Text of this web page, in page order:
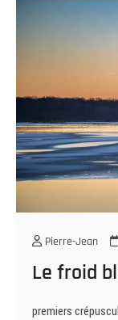
Pierre-Jean
Le froid
premiers